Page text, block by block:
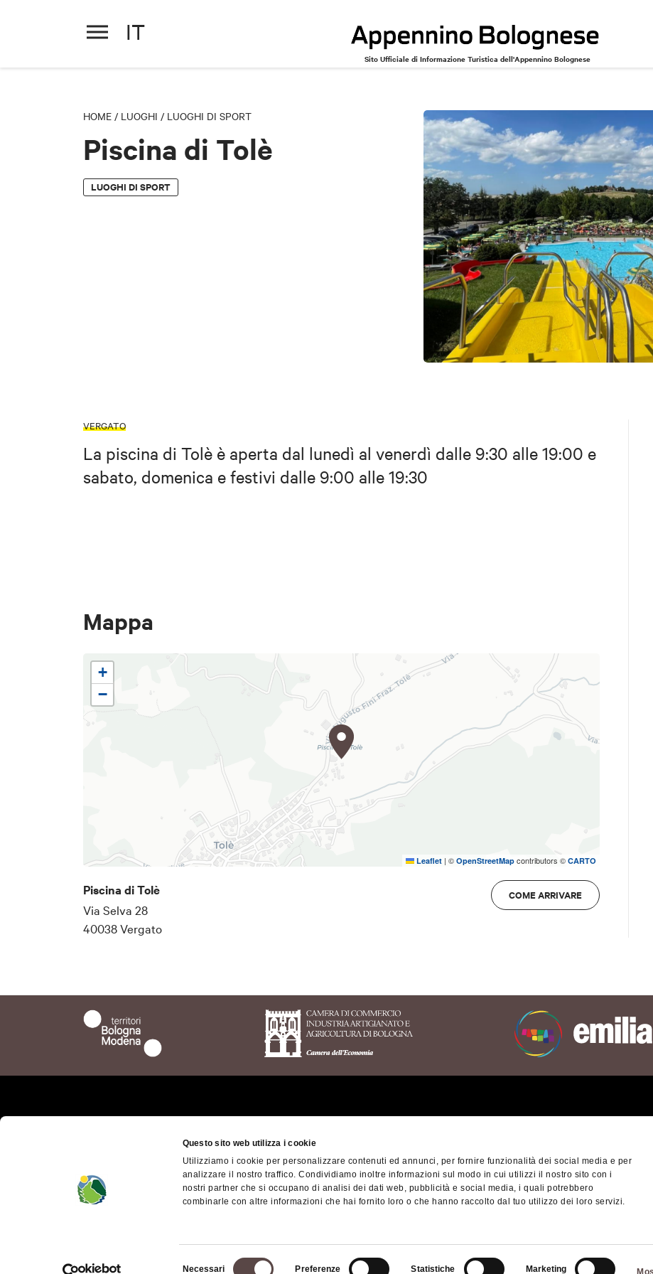
Questo sito web utilizza i cookie
Utilizziamo i cookie per personalizzare contenuti ed annunci, per fornire funzionalità dei social media e per
analizzare il nostro traffico. Condividiamo inoltre informazioni sul modo in cui utilizzi il nostro sito con i
nostri partner che si occupano di analisi dei dati web, pubblicità e social media, i quali potrebbero
combinarle con altre informazioni che hai fornito loro o che hanno raccolto dal tuo utilizzo dei loro servizi.
Necessari Preferenze Statistiche Marketing
IT
Sito Ufficiale di Informazione Turistica dell'Appennino Bolognese
HOME / LUOGHI / LUOGHI DI SPORT
Piscina di Tolè
LUOGHI DI SPORT
VERGATO
La piscina di Tolè è aperta dal lunedì al venerdì dalle 9:30 alle 19:00 e
sabato, domenica e festivi dalle 9:00 alle 19:30
Mappa
+
−
Leaflet | © OpenStreetMapcontributors © CARTO
Piscina di Tolè
Via Selva 28
40038 Vergato
COME ARRIVARE
Contatti
bolognese
Territorio Turistico Bologna-
Modena
Accessibilità
dell'altra montagna
Privacy policy
© Città metropolitana di